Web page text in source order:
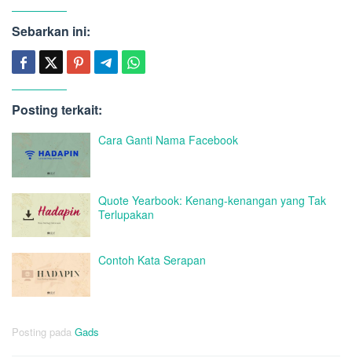
Sebarkan ini:
Posting terkait:
Cara Ganti Nama Facebook
Quote Yearbook: Kenang-kenangan yang Tak
Terlupakan
Contoh Kata Serapan
Posting pada Gads